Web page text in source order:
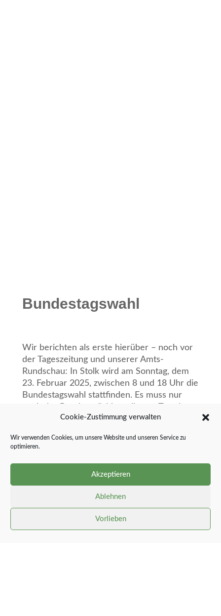
Cookie-Zustimmung verwalten
Wir verwenden Cookies, um unsere Website und unseren Service zu
optimieren.
Akzeptieren
Ablehnen
Vorlieben
Bundestagswahl
Wir berichten als erste hierüber – noch vor
der Tageszeitung und unserer Amts-
Rundschau: In Stolk wird am Sonntag, dem
23. Februar 2025, zwischen 8 und 18 Uhr die
Bundestagswahl stattfinden. Es muss nur
zustimmen.